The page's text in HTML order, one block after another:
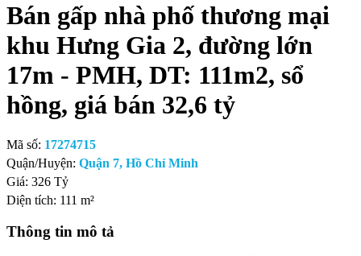
Bán gấp nhà phố thương mại
khu Hưng Gia 2, đường lớn
17m - PMH, DT: 111m2, sổ
hồng, giá bán 32,6 tỷ
Mã số: 17274715
Quận/Huyện: Quận 7, Hồ Chí Minh
Giá: 326 Tỷ
Diện tích: 111 m²
Thông tin mô tả